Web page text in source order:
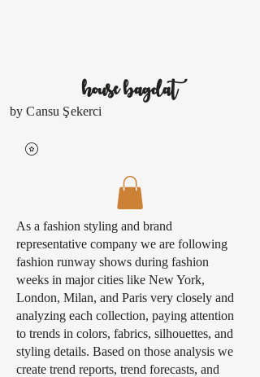
housebagdat
by Cansu Şekerci
As a fashion styling and brand
representative company we are following
fashion runway shows during fashion
weeks in major cities like New York,
London, Milan, and Paris very closely and
analyzing each collection, paying attention
to trends in colors, fabrics, silhouettes, and
styling details. Based on those analysis we
create trend reports, trend forecasts, and